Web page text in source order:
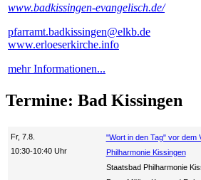
www.badkissingen-evangelisch.de/
pfarramt.badkissingen@elkb.de
www.erloeserkirche.info
mehr Informationen...
Termine: Bad Kissingen
Fr, 7.8.
10:30-10:40 Uhr
"Wort in den Tag" vor dem
Philharmonie Kissingen
Staatsbad Philharmonie